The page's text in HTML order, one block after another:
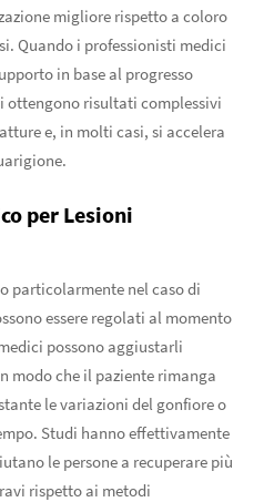
migliore rispetto a coloro
Quando i professionisti medici
in base al progresso
ottengono risultati complessivi
e, in molti casi, si accelera
per Lesioni
particolarmente nel caso di
essere regolati al momento
possono aggiustarli
modo che il paziente rimanga
le variazioni del gonfiore o
Studi hanno effettivamente
le persone a recuperare più
rispetto ai metodi